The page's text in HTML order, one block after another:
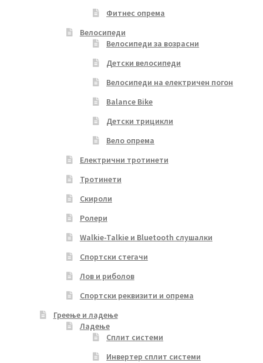
Фитнес опрема
Велосипеди
Велосипеди за возрасни
Детски велосипеди
Велосипеди на електричен погон
Balance Bike
Детски трицикли
Вело опрема
Електрични тротинети
Тротинети
Скироли
Ролери
Walkie-Talkie и Bluetooth слушалки
Спортски стегачи
Лов и риболов
Спортски реквизити и опрема
Греење и ладење
Ладење
Сплит системи
Инвертер сплит системи